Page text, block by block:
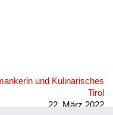
und Kulinarisches
Tirol
22. März 2022